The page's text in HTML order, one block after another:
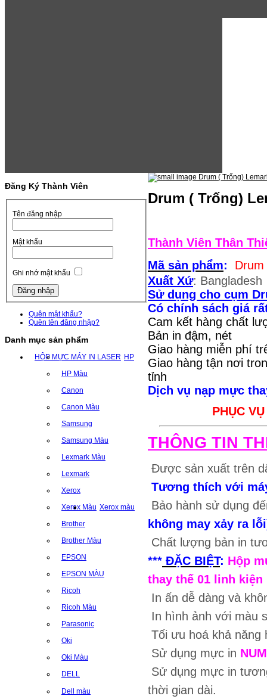
Đăng Ký Thành Viên
Tên đăng nhập
Mật khẩu
Ghi nhớ mật khẩu
Quên mật khẩu?
Quên tên đăng nhập?
Danh mục sản phẩm
HỘP MỰC MÁY IN LASER HP
HP Màu
Canon
Canon Màu
Samsung
Samsung Màu
Lexmark Màu
Lexmark
Xerox
Xerox Màu Xerox màu
Brother
Brother Màu
EPSON
EPSON MÀU
Ricoh
Ricoh Màu
Parasonic
Oki
Oki Màu
DELL
Dell màu
Drum ( Trống)
Thành Viên Thân
Mã sản phẩm:
Xuất Xứ: Bangladesh
Sử dụng cho cụm
Có chính sách giá
Cam kết hàng chất
Bản in đậm, nét
Giao hàng miễn phí
Giao hàng tận nơi
tỉnh
Dịch vụ nạp mực
PHỤC
THÔNG TIN
Được sản xuất trên
Tương thích với
Bảo hành sử dụng
không may xảy ra
Chất lượng bản in
*** ĐẶC BIỆT: Hộp
thay thế 01 linh kiện
In ấn dễ dàng và
In hình ảnh với màu
Tối ưu hoá khả năng
Sử dụng mực in
Sử dụng mực in
thời gian dài.